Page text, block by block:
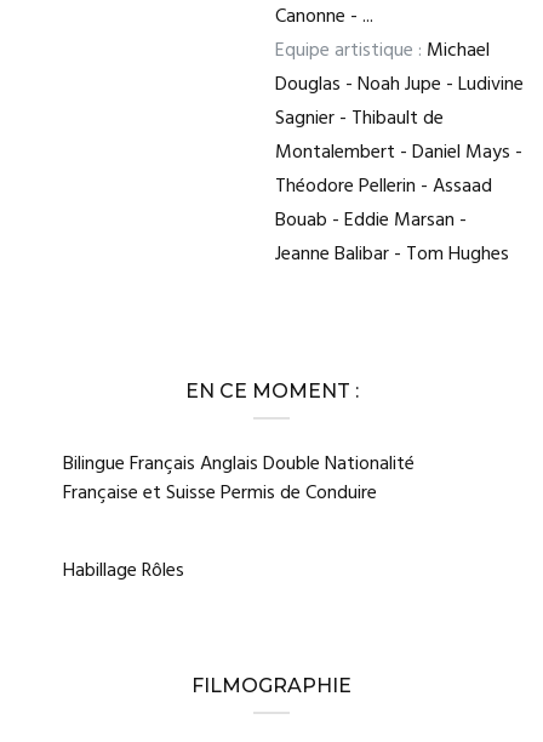
Canonne - ...
Equipe artistique : Michael
Douglas - Noah Jupe - Ludivine
Sagnier - Thibault de
Montalembert - Daniel Mays -
Théodore Pellerin - Assaad
Bouab - Eddie Marsan -
Jeanne Balibar - Tom Hughes
EN CE MOMENT :
Bilingue Français Anglais Double Nationalité
Française et Suisse Permis de Conduire
Habillage Rôles
FILMOGRAPHIE